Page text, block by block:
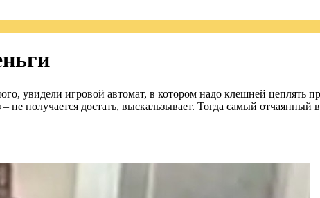
увидели игровой автомат, в котором надо клешней цеплять
получается достать, выскальзывает. Тогда самый